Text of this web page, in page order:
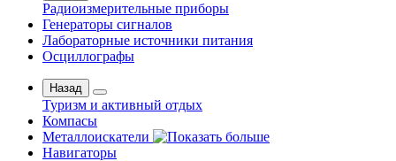
Радиоизмерительные приборы
Генераторы сигналов
Лабораторные источники питания
Осциллографы
Назад
Туризм и активный отдых
Компасы
Металлоискатели
Навигаторы